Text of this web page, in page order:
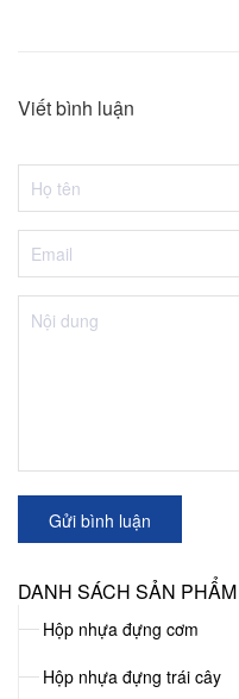
DANH SÁCH SẢN PHẨM
Hộp nhựa đựng cơm
Hộp nhựa đựng trái cây
Viết bình luận
Gửi bình luận